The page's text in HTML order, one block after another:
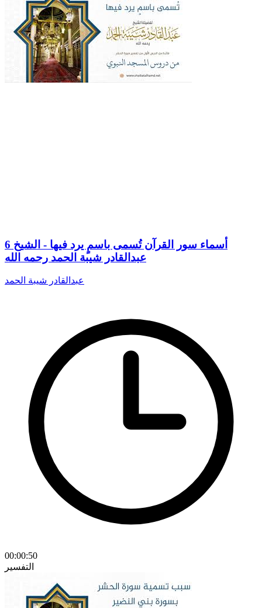
6 أسماء سور القرآن تُسمى باسمٍ يرد فيها - الشيخ
عبدالقادر شيبة الحمد رحمه الله
عبدالقادر شيبة الحمد
00:00:50
التفسير